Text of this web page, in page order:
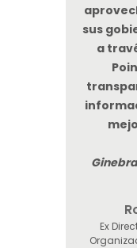
sus
a
Ex